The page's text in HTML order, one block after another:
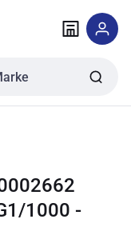
1000 -